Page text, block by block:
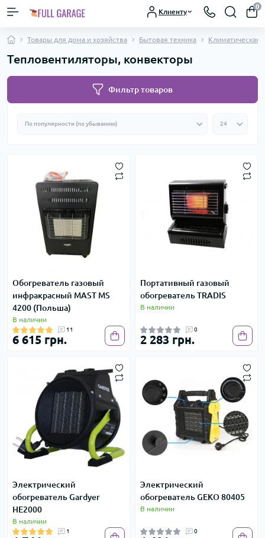
Клиенту
0
Товары для дома и хозяйства Бытовая техника Климатическая
Тепловентиляторы, конвекторы
Фильтр товаров
Обогреватель газовый
инфракрасный MAST MS
4200 (Польша)
В наличии
11
6 615 грн.
Портативный газовый
обогреватель TRADIS
В наличии
0
2 283 грн.
Электрический
обогреватель Gardyer
HE2000
В наличии
1
Электрический
обогреватель GEKO 80405
В наличии
0